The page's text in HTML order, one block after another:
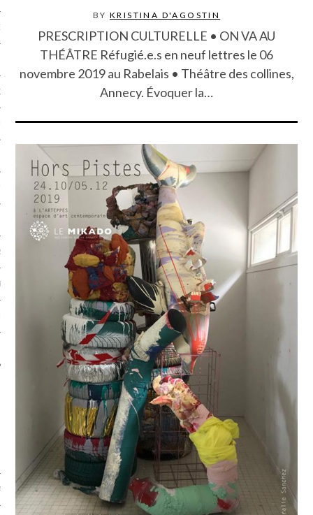
EN VOD
CARAVELLE
BY KRISTINA D'AGOSTIN
PRESCRIPTION CULTURELLE • ON VA AU
THÉÂTRE Réfugié.e.s en neuf lettres le 06
novembre 2019 au Rabelais • Théâtre des collines,
Annecy. Évoquer la…